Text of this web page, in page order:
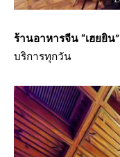
ร้านอาหารจีน “เฮยยิน”
บริการทุกวัน